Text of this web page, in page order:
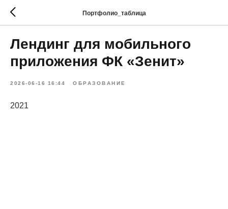
Портфолио_таблица
Лендинг для мобильного
приложения ФК «Зенит»
2026-06-16 16:44 ОБРАЗОВАНИЕ
2021